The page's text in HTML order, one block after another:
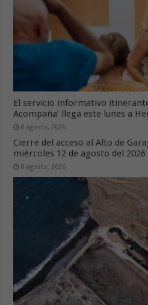
El servicio informativo
Acompaña’ llega este lunes a
8 agosto, 2026
Cierre del acceso al Alto de
miércoles 12 de agosto del 2026
8 agosto, 2026